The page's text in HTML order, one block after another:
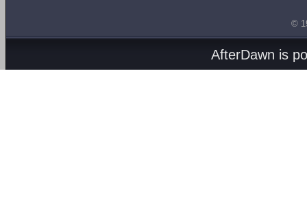
©
AfterDawn is